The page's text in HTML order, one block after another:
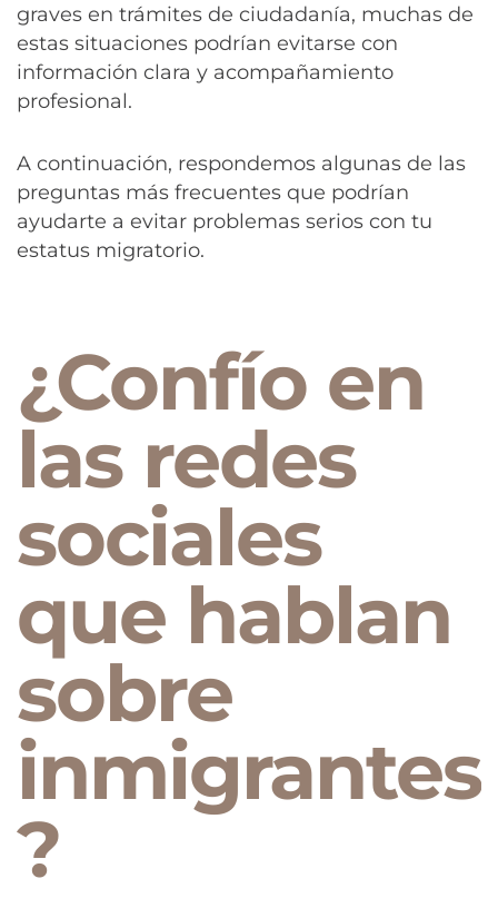
graves en trámites de ciudadanía, muchas de
estas situaciones podrían evitarse con
información clara y acompañamiento
profesional.
A continuación, respondemos algunas de las
preguntas más frecuentes que podrían
ayudarte a evitar problemas serios con tu
estatus migratorio.
¿Confío en
las redes
sociales
que hablan
sobre
inmigrantes
?